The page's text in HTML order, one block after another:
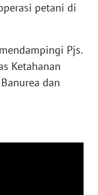
petani di
Pjs.
Ketahanan
dan